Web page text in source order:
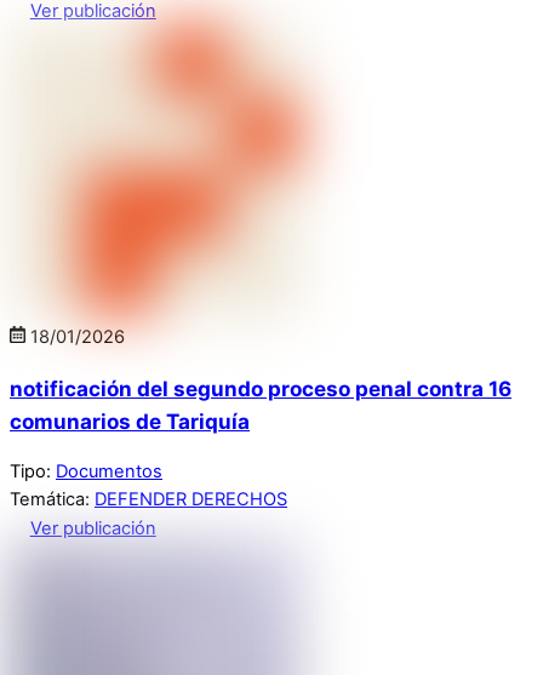
Ver publicación
18/01/2026
notificación del segundo proceso penal contra 16
comunarios de Tariquía
Tipo: Documentos
Temática: DEFENDER DERECHOS
Ver publicación